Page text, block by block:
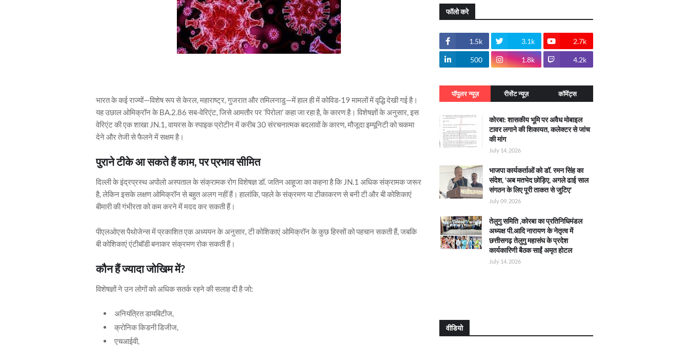
भारत के कई राज्यों—विशेष रूप से केरल, महाराष्ट्र, गुजरात और तमिलनाडु—में हाल ही में कोविड-19 मामलों में वृद्धि देखी गई है।
यह उछाल ओमिक्रॉन के BA.2.86 सब-वेरिएंट, जिसे आमतौर पर ‘पिरोला’ कहा जा रहा है, के कारण है। विशेषज्ञों के अनुसार, इस
वेरिएंट की एक शाखा JN.1, वायरस के स्पाइक प्रोटीन में करीब 30 संरचनात्मक बदलावों के कारण, मौजूदा इम्यूनिटी को चकमा
देने और तेजी से फैलने में सक्षम है।
पुराने टीके आ सकते हैं काम, पर प्रभाव सीमित
दिल्ली के इंद्रप्रस्थ अपोलो अस्पताल के संक्रामक रोग विशेषज्ञ डॉ. जतिन आहूजा का कहना है कि JN.1 अधिक संक्रामक जरूर
है, लेकिन इसके लक्षण ओमिक्रॉन से बहुत अलग नहीं हैं। हालांकि, पहले के संक्रमण या टीकाकरण से बनी टी और बी कोशिकाएं
बीमारी की गंभीरता को कम करने में मदद कर सकती हैं।
पीएलओएस पैथोजेन्स में प्रकाशित एक अध्ययन के अनुसार, टी कोशिकाएं ओमिक्रॉन के कुछ हिस्सों को पहचान सकती हैं, जबकि
बी कोशिकाएं एंटीबॉडी बनाकर संक्रमण रोक सकती हैं।
कौन हैं ज्यादा जोखिम में?
विशेषज्ञों ने उन लोगों को अधिक सतर्क रहने की सलाह दी है जो:
अनियंत्रित डायबिटीज,
क्रोनिक किडनी डिजीज,
एचआईवी,
फॉलो करे
1.5k 3.1k 2.7k
500 1.8k 4.2k
पॉपुलर न्यूज़ रीसेंट न्यूज़ कॉमेंट्स
कोरबा: शासकीय भूमि पर अवैध मोबाइल
टावर लगाने की शिकायत, कलेक्टर से जांच
की मांग
July 14, 2026
भाजपा कार्यकर्ताओं को डॉ. रमन सिंह का
संदेश, 'अब मतभेद छोड़िए, अगले ढाई साल
संगठन के लिए पूरी ताकत से जुटिए'
July 09, 2026
तेलुगु समिति ,कोरबा का प्रतिनिधिमंडल
अध्यक्ष पी.आदि नारायण के नेतृत्व में
छत्तीसगढ़ तेलुगु महासंघ के प्रदेश
कार्यकारिणी बैठक साईं अमृत होटल
July 14, 2026
वीडियो